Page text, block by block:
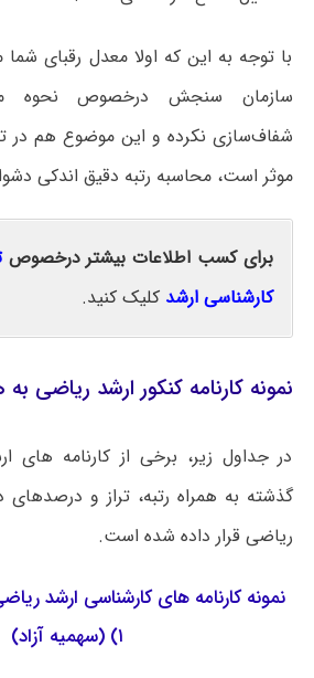
با توجه به این که اولا معدل رقبای
سازمان سنجش درخصوص نحوه
شفاف‌سازی نکرده و این موضوع هم در
موثر است، محاسبه رتبه دقیق اندکی
برای کسب اطلاعات بیشتر درخصوص
کارشناسی ارشد کلیک کنید.
نمونه کارنامه کنکور ارشد ریاضی
در جداول زیر، برخی از کارنامه
گذشته به همراه رتبه، تراز و
ریاضی قرار داده شده است.
۱) (سهمیه آزاد)